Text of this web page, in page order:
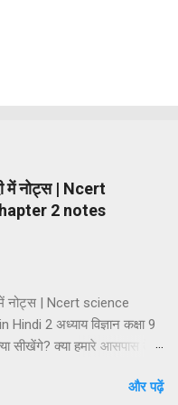
में नोट्स | Ncert
2 notes
में नोट्स | Ncert science
2 अध्याय विज्ञान कक्षा 9
सीखेंगे? क्या हमारे आसपास के
विलेय विलयन के गुण विलयन केऔर पढ़ें